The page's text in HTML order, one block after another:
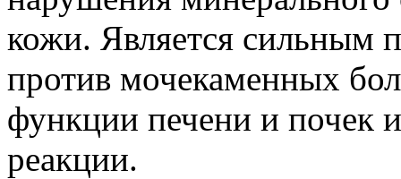
кожи. Является сильным
против мочекаменных
функции печени и почек
реакции.